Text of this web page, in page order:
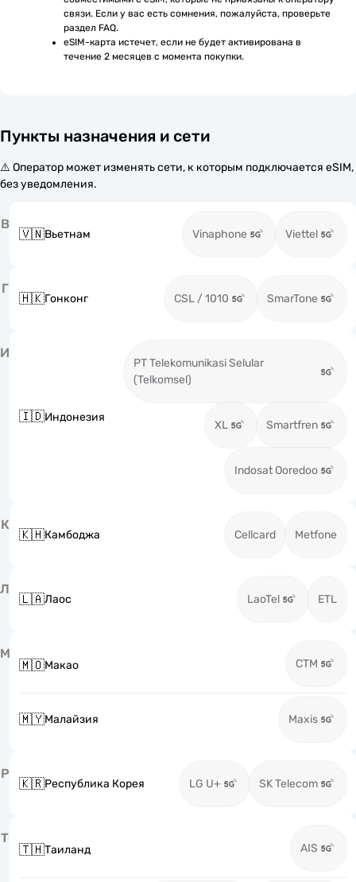
связи. Если у вас есть сомнения, пожалуйста, проверьте
раздел FAQ.
eSIM-карта истечет, если не будет активирована в
течение 2 месяцев с момента покупки.
Пункты назначения и сети
⚠️ Оператор может изменять сети, к которым подключается eSIM,
без уведомления.
В
🇻🇳Вьетнам Vinaphone Viettel
Г
🇭🇰Гонконг CSL / 1010 SmarTone
И
🇮🇩Индонезия
PT Telekomunikasi Selular
(Telkomsel)
XL Smartfren
Indosat Ooredoo
К
🇰🇭Камбоджа Cellcard Metfone
Л
🇱🇦Лаос LaoTel ETL
М
🇲🇴Макао CTM
🇲🇾Малайзия Maxis
Р
🇰🇷Республика Корея LG U+ SK Telecom
Т
🇹🇭Таиланд AIS